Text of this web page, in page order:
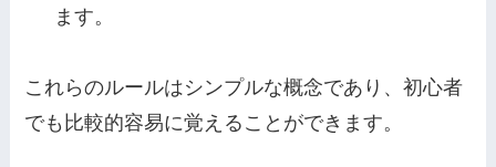
ます。
これらのルールはシンプルな概念であり、初心者
でも比較的容易に覚えることができます。